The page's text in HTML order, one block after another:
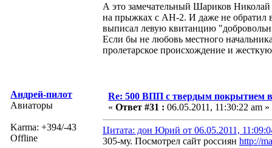
А это замечательный Шариков
на прыжках с АН-2. И даже не обратил
выписал левую квитанцию
Если бы не любовь местного
пролетарское происхождение и
Андрей-пилот
Авиаторы
Karma: +394/-43
Offline
Re: 500 ВПП с твердым покрытием
« Ответ #31 : 06.05.2011, 11:30:22 am »
Цитата: дон Юрий от 06.05.2011,
305-му. Посмотрел сайт россиян http://